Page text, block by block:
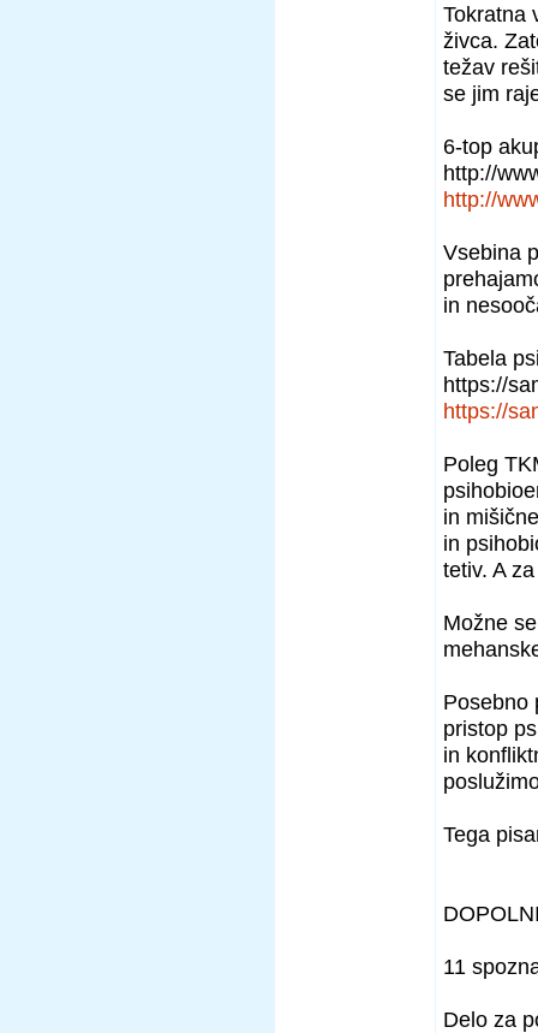
Tokratna
živca.
težav
se jim
6-top
http://
http://
Vsebina
in
Tabela
https://
https://
Poleg
in
in
tetiv. A
Možne
Posebno
pristop
in
Tega
11
Delo za